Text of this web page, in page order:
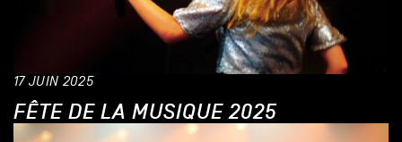
17 JUIN 2025
FÊTE DE LA MUSIQUE 2025